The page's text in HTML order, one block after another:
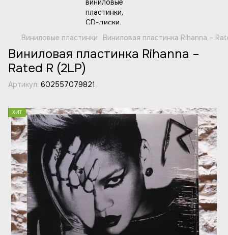
Виниловые пластинки Виниловая пластинка Rihanna –
Виниловая пластинка Rihanna –
Rated R (2LP)
Артикул: 602557079821
ХИТ